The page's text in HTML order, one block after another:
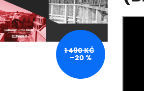
1 490 KČ
–20 %